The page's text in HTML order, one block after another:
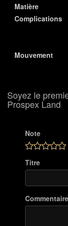
Matière
Complications
Mouvement
Soyez le
Prospex Land
Note
Titre
Commentaire